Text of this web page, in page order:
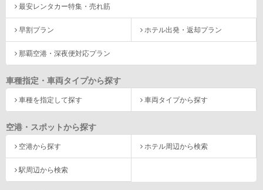
最安レンタカー特集・売れ筋
早割プラン ホテル出発・返却プラン
那覇空港・深夜便対応プラン
車種指定・車両タイプから探す
車種を指定して探す 車両タイプから探す
空港・スポットから探す
空港から探す ホテル周辺から検索
駅周辺から検索